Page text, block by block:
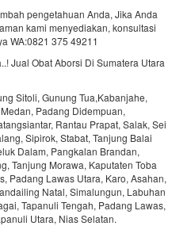
pengetahuan Anda, Jika Anda
kami menyediakan, konsultasi
WA:0821 375 49211
Jual Obat Aborsi Di Sumatera Utara
Sitoli, Gunung Tua,Kabanjahe,
Padang Didempuan,
Rantau Prapat, Salak, Sei
Sipirok, Stabat, Tanjung Balai
Dalam, Pangkalan Brandan,
Tanjung Morawa, Kaputaten Toba
Padang Lawas Utara, Karo, Asahan,
Natal, Simalungun, Labuhan
Tapanuli Tengah, Padang Lawas,
Utara, Nias Selatan.